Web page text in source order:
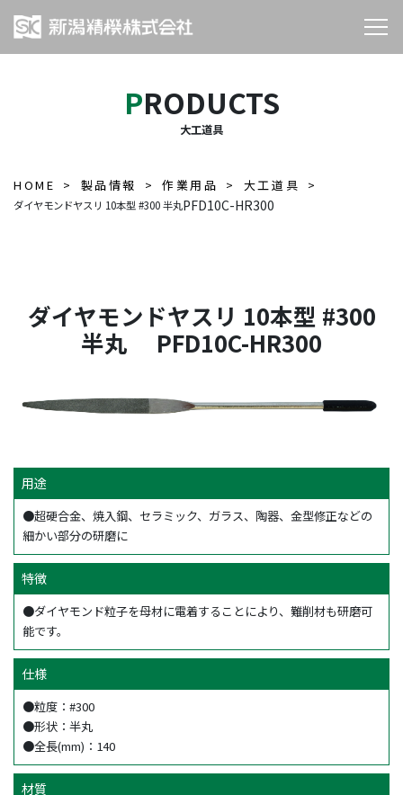
PRODUCTS
大工道具
HOME 製品情報 作業用品 大工道具
ダイヤモンドヤスリ 10本型 #300 半丸PFD10C-HR300
ダイヤモンドヤスリ 10本型 #300
半丸 PFD10C-HR300
用途
●超硬合金、焼入鋼、セラミック、ガラス、陶器、金型修正などの
細かい部分の研磨に
特徴
●ダイヤモンド粒子を母材に電着することにより、難削材も研磨可
能です。
仕様
●粒度：#300
●形状：半丸
●全長(mm)：140
材質